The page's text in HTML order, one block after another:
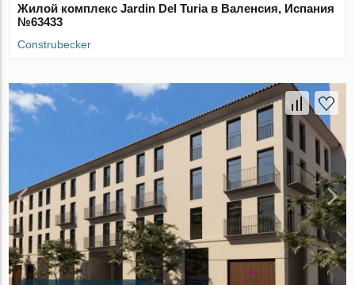
Жилой комплекс Jardin Del Turia в Валенсия, Испания
№63433
Construbecker